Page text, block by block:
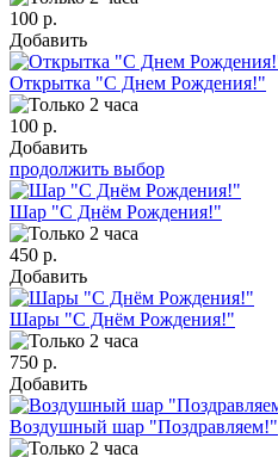
100 р.
Добавить
Открытка "С Днем Рождения!"
100 р.
Добавить
продолжить выбор
Шар "С Днём Рождения!"
450 р.
Добавить
Шары "С Днём Рождения!"
750 р.
Добавить
Воздушный шар "Поздравляем!"